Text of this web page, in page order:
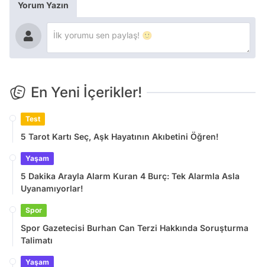
Yorum Yazın
En Yeni İçerikler!
Test
5 Tarot Kartı Seç, Aşk Hayatının Akıbetini Öğren!
Yaşam
5 Dakika Arayla Alarm Kuran 4 Burç: Tek Alarmla Asla
Uyanamıyorlar!
Spor
Spor Gazetecisi Burhan Can Terzi Hakkında Soruşturma
Talimatı
Yaşam